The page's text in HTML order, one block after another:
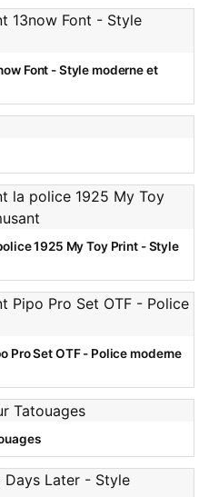
Font - Style moderne et
1925 My Toy Print - Style
Pro Set OTF - Police moderne